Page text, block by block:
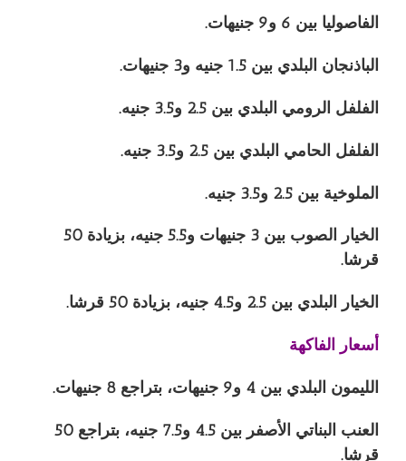
الفاصوليا بين 6 و9 جنيهات.
الباذنجان البلدي بين 1.5 جنيه و3 جنيهات.
الفلفل الرومي البلدي بين 2.5 و3.5 جنيه.
الفلفل الحامي البلدي بين 2.5 و3.5 جنيه.
الملوخية بين 2.5 و3.5 جنيه.
الخيار الصوب بين 3 جنيهات و5.5 جنيه، بزيادة 50
قرشا.
الخيار البلدي بين 2.5 و4.5 جنيه، بزيادة 50 قرشا.
أسعار الفاكهة
الليمون البلدي بين 4 و9 جنيهات، بتراجع 8 جنيهات.
العنب البناتي الأصفر بين 4.5 و7.5 جنيه، بتراجع 50
قرشا.